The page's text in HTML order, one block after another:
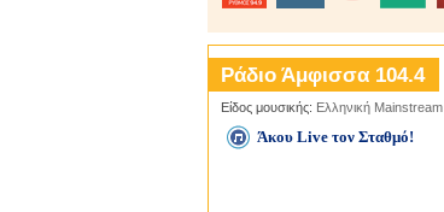
Ράδιο Άμφισσα 104.4
Είδος μουσικής: Ελληνική Mainstream
Άκου Live τον Σταθμό!